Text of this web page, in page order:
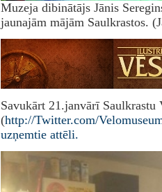
Muzeja dibinātājs Jānis
jaunajām mājām Saulkrastos.
Savukārt 21.janvārī
(http://Twitter.com/
uzņemtie attēli.